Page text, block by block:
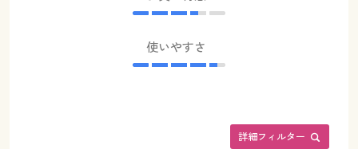
使いやすさ
詳細フィルター